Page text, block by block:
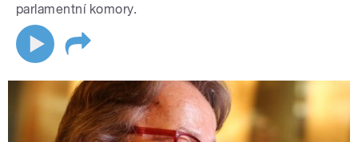
parlamentní komory.